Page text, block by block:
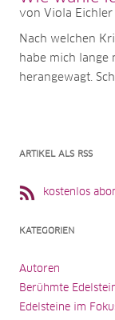
von Viola Eichler
Nach welchen
habe mich lange
herangewagt.
ARTIKEL ALS RSS
kostenlos
KATEGORIEN
Autoren
Berühmte
Edelsteine im